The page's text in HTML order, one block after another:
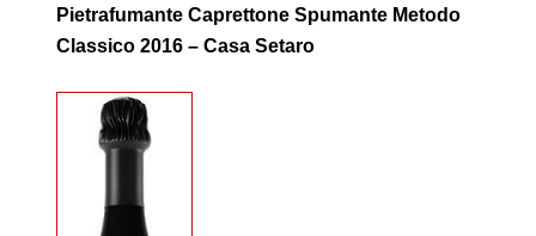
Pietrafumante Caprettone Spumante Metodo
Classico 2016 – Casa Setaro